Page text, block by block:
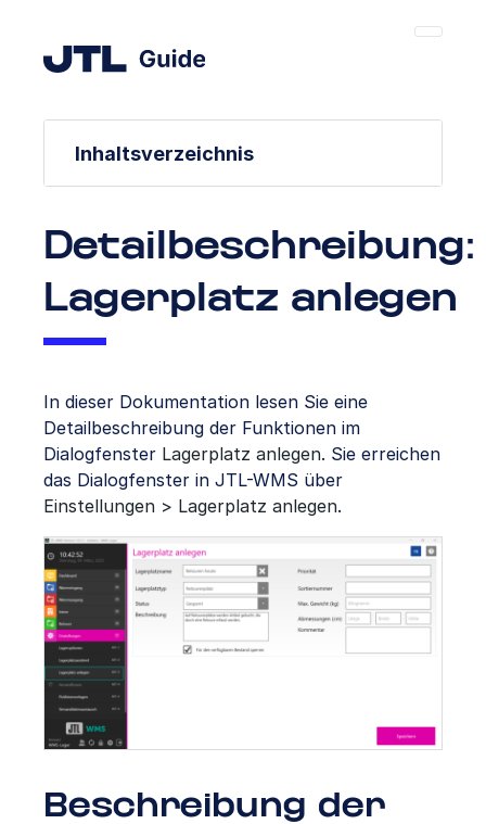
Inhaltsverzeichnis
Detailbeschreibung:
Lagerplatz anlegen
In dieser Dokumentation lesen Sie eine
Detailbeschreibung der Funktionen im
Dialogfenster Lagerplatz anlegen. Sie erreichen
das Dialogfenster in JTL-WMS über
Einstellungen > Lagerplatz anlegen.
Beschreibung der